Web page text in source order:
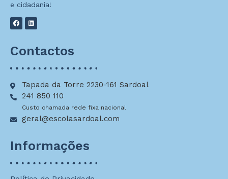
e cidadania!
Contactos
Tapada da Torre 2230-161 Sardoal
241 850 110
Custo chamada rede fixa nacional
geral@escolasardoal.com
Informações